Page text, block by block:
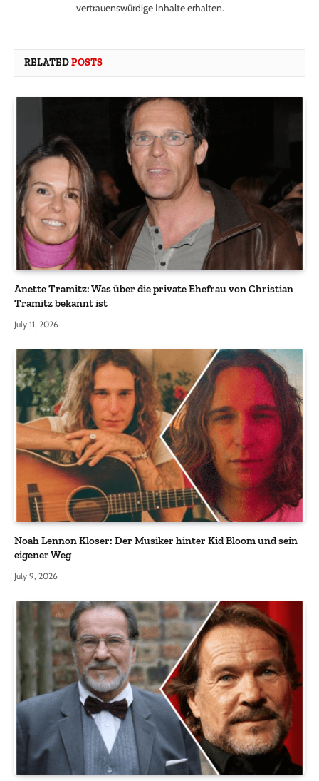
vertrauenswürdige Inhalte erhalten.
RELATEDPOSTS
Anette Tramitz: Was über die private Ehefrau von Christian
Tramitz bekannt ist
July 11, 2026
Noah Lennon Kloser: Der Musiker hinter Kid Bloom und sein
eigener Weg
July 9, 2026